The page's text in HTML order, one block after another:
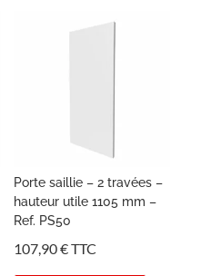
Porte saillie – 2 travées –
hauteur utile 1105 mm –
Ref. PS50
107,90€TTC